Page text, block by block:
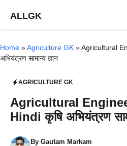
content
ALLGK
Home »Agriculture GK »Agricultural
अभियंत्रण सामान्य ज्ञान
AGRICULTURE GK
Agricultural
Hindi कृषि अभियंत्रण
By Gautam Markam